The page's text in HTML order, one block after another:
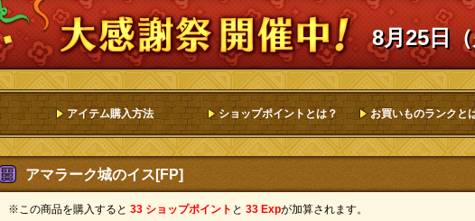
8月25日
ン
アイテム購入方法 ショップポイントとは？ お買いものランクと
アマラーク城のイス[FP]
※この商品を購入すると 33 ショップポイント と 33 Expが加算されます。